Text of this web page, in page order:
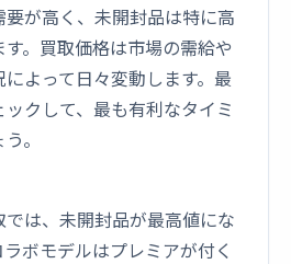
が高く、未開封品は特に高
。買取価格は市場の需給や
よって日々変動します。最
クして、最も有利なタイミ
。
は、未開封品が最高値にな
ボモデルはプレミアが付く